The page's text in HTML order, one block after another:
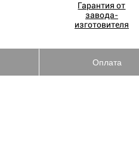
Гарантия от
завода-
изготовителя
Оплата